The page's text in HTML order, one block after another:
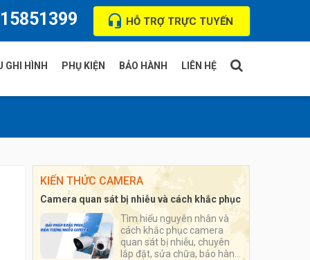
HỖ TRỢ TRỰC TUYẾN
GHI HÌNH PHỤ KIỆN
Hộp kỹ thuật camera
Đầu nối tín hiệu jack BNC
BẢO HÀNH LIÊN HỆ
KIẾN THỨC CAMERA
Camera quan sát bị nhiễu và cách khắc phục
Tìm hiểu nguyên nhân và
cách khắc phục camera
quan sát bị nhiễu, chuyên
lắp đặt, sửa chữa, bảo hành